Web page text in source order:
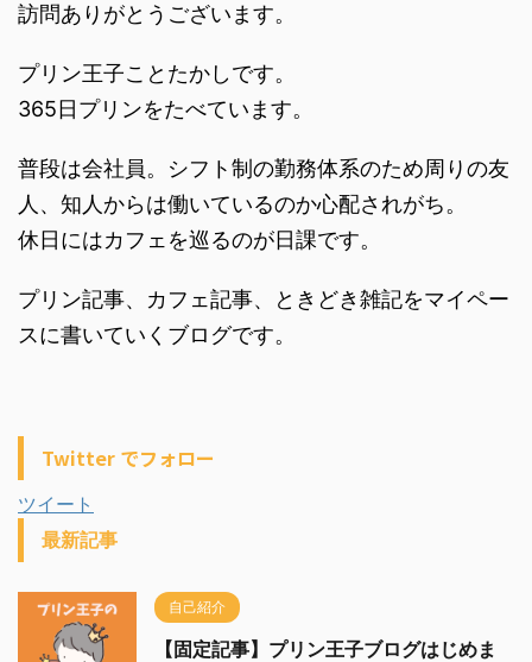
訪問ありがとうございます。
プリン王子ことたかしです。
365日プリンをたべています。
普段は会社員。シフト制の勤務体系のため周りの友
人、知人からは働いているのか心配されがち。
休日にはカフェを巡るのが日課です。
プリン記事、カフェ記事、ときどき雑記をマイペー
スに書いていくブログです。
Twitter でフォロー
ツイート
最新記事
自己紹介
【固定記事】プリン王子ブログはじめま